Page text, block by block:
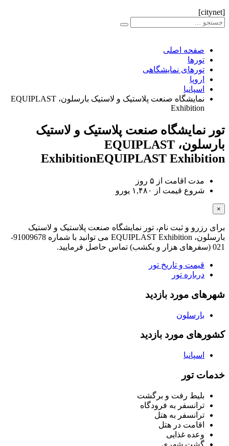
[citynet]
صفحه اصلی
تورها
تورهای نمایشگاهی
اروپا
اسپانیا
نمایشگاه صنعت پلاستیک و لاستیک بارسلون، EQUIPLAST
Exhibition
تور نمایشگاه صنعت پلاستیک و لاستیک
بارسلون، EQUIPLAST
ExhibitionEQUIPLAST Exhibition
مدت اقامت از ۵ روز
شروع قیمت از
۱,۴۸۰ یورو
×
برای رزرو و ثبت نام، تور نمایشگاه صنعت پلاستیک و لاستیک
بارسلون، EQUIPLAST Exhibition می توانید با شماره 91009678-
021 (سفرهای هزار و یکشب) تماس حاصل فرمایید.
قیمت و تاریخ تور
درباره تور
شهرهای مورد بازدید
بارسلون
کشورهای مورد بازدید
اسپانیا
خدمات تور
بلیط رفت و برگشت
ترانسفر به فرودگاه
ترانسفر به هتل
اقامت در هتل
وعده غذایی
گشت شهری